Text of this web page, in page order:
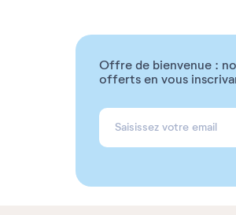
Offre de bienvenue :
offerts en vous